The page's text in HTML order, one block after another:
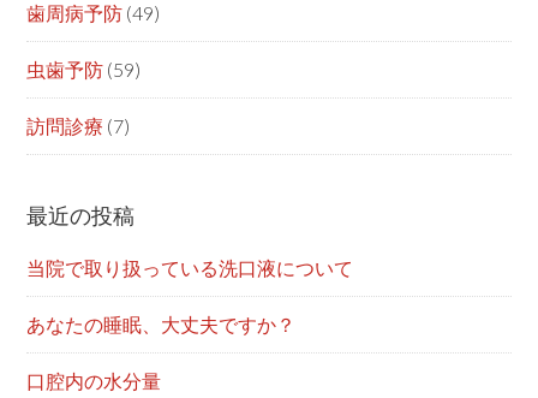
歯周病予防 (49)
虫歯予防 (59)
訪問診療 (7)
最近の投稿
当院で取り扱っている洗口液について
あなたの睡眠、大丈夫ですか？
口腔内の水分量